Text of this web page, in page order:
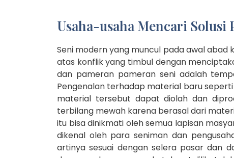
Usaha-usaha Mencari Solusi
Seni modern yang muncul pada awal abad
atas konflik yang timbul dengan
dan pameran pameran seni adalah
Pengenalan terhadap material baru
material tersebut dapat diolah dan
terbilang mewah karena berasal dari
itu bisa dinikmati oleh semua lapisan
dikenal oleh para seniman dan
artinya sesuai dengan selera pasar dan